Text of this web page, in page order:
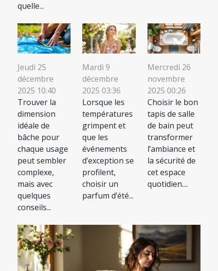
quelle...
Jeudi 25
décembre
2025 10:40
Trouver la
dimension
idéale de
bâche pour
chaque usage
peut sembler
complexe,
mais avec
quelques
conseils...
Mardi 9
décembre
2025 03:36
Lorsque les
températures
grimpent et
que les
événements
d’exception se
profilent,
choisir un
parfum d’été...
Mercredi 26
novembre
2025 00:26
Choisir le bon
tapis de salle
de bain peut
transformer
l’ambiance et
la sécurité de
cet espace
quotidien....